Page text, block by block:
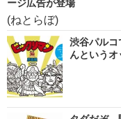
ージ広告が登場
(ねとらぼ)
渋谷パル
んという